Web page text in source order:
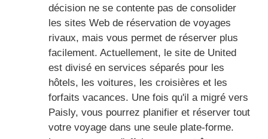
décision ne se contente pas de consolider
les sites Web de réservation de voyages
rivaux, mais vous permet de réserver plus
facilement. Actuellement, le site de United
est divisé en services séparés pour les
hôtels, les voitures, les croisières et les
forfaits vacances. Une fois qu'il a migré vers
Paisly, vous pourrez planifier et réserver tout
votre voyage dans une seule plate-forme.